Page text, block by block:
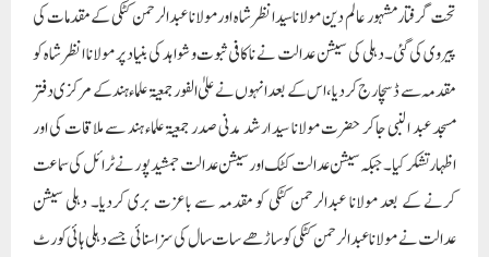
تحت گرفتار مشہور عالم دین مولانا سیدانظر شاہ اور مولانا عبدالرحمن کٹکی کے مقدمات کی
پیروی کی گئی۔دہلی کی سیشن عدالت نے نا کافی ثبوت و شواہد کی بنیاد پر مولانا انظر شاہ کو
مقدمہ سے ڈسچارج کردیا،اس کے بعد انہوں نےعلیٰ الفور جمعیۃعلماء ہند کے مرکزی دفتر
مسجد عبد النبی جاکر حضرت مولانا سید ارشد مدنی صدر جمعیۃعلماء ہند سے ملاقات کی اور
اظہار تشکر کیا۔ جبکہ سیشن عدالت کٹک اور سیشن عدالت جمشید پور نے ٹرائل کی سماعت
کرنے کے بعد مولانا عبدالرحمن کٹکی کو مقدمہ سے باعزت بری کردیا۔ دہلی سیشن
عدالت نے مولانا عبدالرحمن کٹکی کو ساڑھے سات سال کی سزا سنائی جسے دہلی ہائی کورٹ